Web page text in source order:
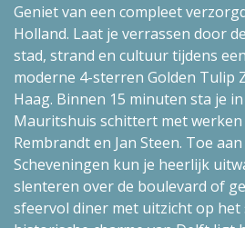
Geniet van een compleet
Holland. Laat je verrassen door
stad, strand en cultuur tijdens
moderne 4-sterren Golden Tulip
Haag. Binnen 15 minuten sta je
Mauritshuis schittert met werken
Rembrandt en Jan Steen. Toe
Scheveningen kun je heerlijk
slenteren over de boulevard of
sfeervol diner met uitzicht op het